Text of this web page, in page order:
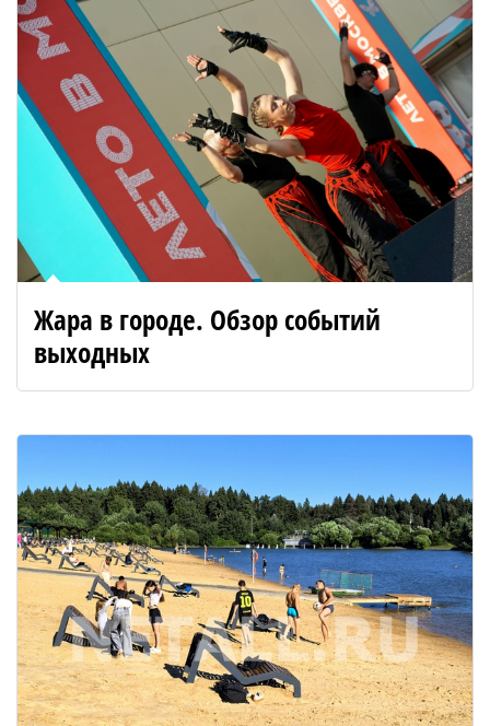
Жара в городе. Обзор событий
выходных